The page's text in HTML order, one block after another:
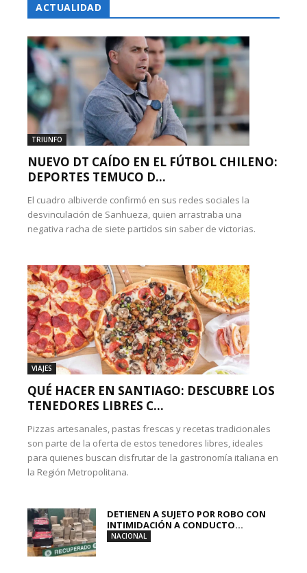
ACTUALIDAD
TRIUNFO
NUEVO DT CAÍDO EN EL FÚTBOL CHILENO:
DEPORTES TEMUCO D...
El cuadro albiverde confirmó en sus redes sociales la
desvinculación de Sanhueza, quien arrastraba una
negativa racha de siete partidos sin saber de victorias.
VIAJES
QUÉ HACER EN SANTIAGO: DESCUBRE LOS
TENEDORES LIBRES C...
Pizzas artesanales, pastas frescas y recetas tradicionales
son parte de la oferta de estos tenedores libres, ideales
para quienes buscan disfrutar de la gastronomía italiana en
la Región Metropolitana.
DETIENEN A SUJETO POR ROBO CON
INTIMIDACIÓN A CONDUCTO...
NACIONAL